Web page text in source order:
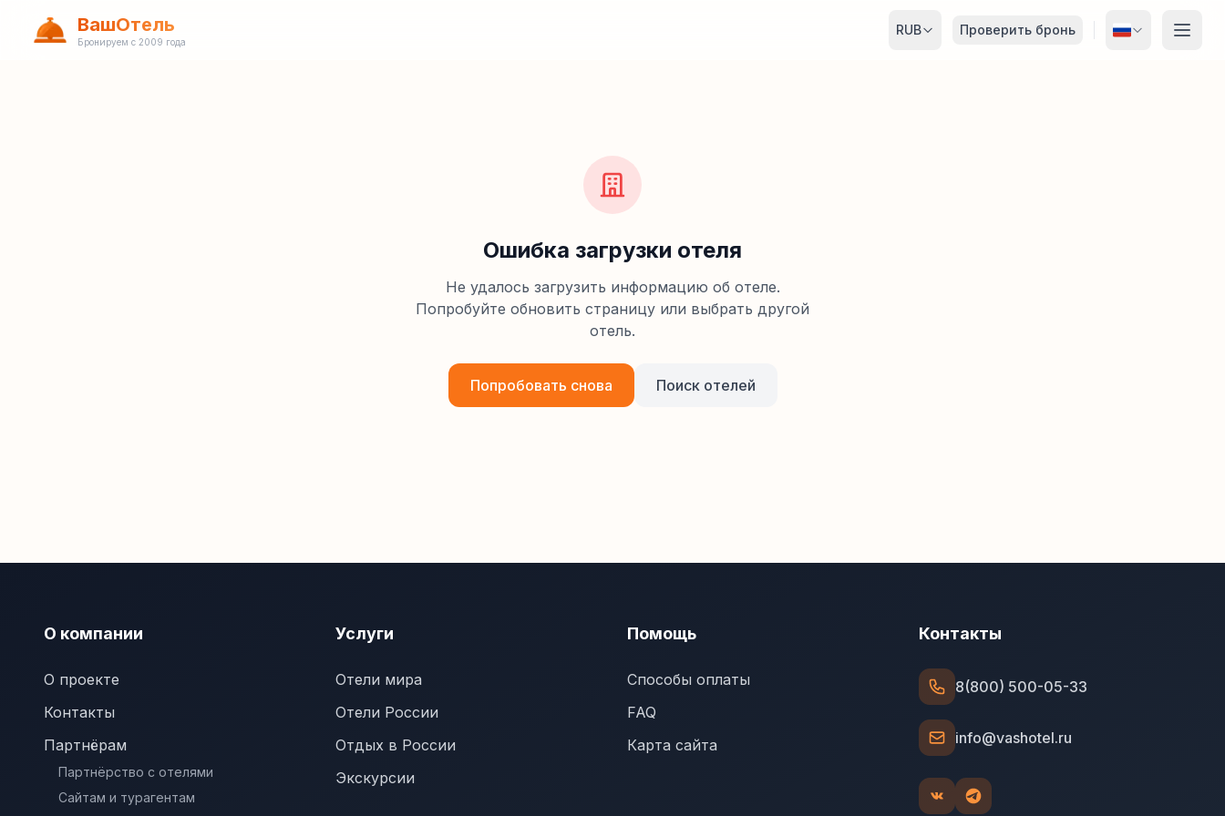
ВашОтель
Бронируем с 2009 года
RUB Проверить бронь
Ошибка загрузки отеля
Не удалось загрузить информацию об отеле.
Попробуйте обновить страницу или выбрать другой
отель.
Попробовать снова Поиск отелей
О компании
О проекте
Контакты
Партнёрам
Партнёрство с отелями
Сайтам и турагентам
Услуги
Отели мира
Отели России
Отдых в России
Экскурсии
Помощь
Способы оплаты
FAQ
Карта сайта
Контакты
8(800) 500-05-33
info@vashotel.ru